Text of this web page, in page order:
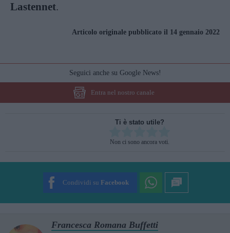
Lastennet.
Articolo originale pubblicato il 14 gennaio 2022
Seguici anche su Google News!
Entra nel nostro canale
Ti è stato utile?
Non ci sono ancora voti.
Condividi su Facebook
Francesca Romana Buffetti